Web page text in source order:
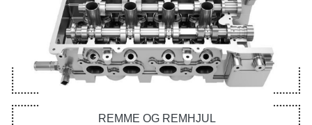
REMME OG REMHJUL